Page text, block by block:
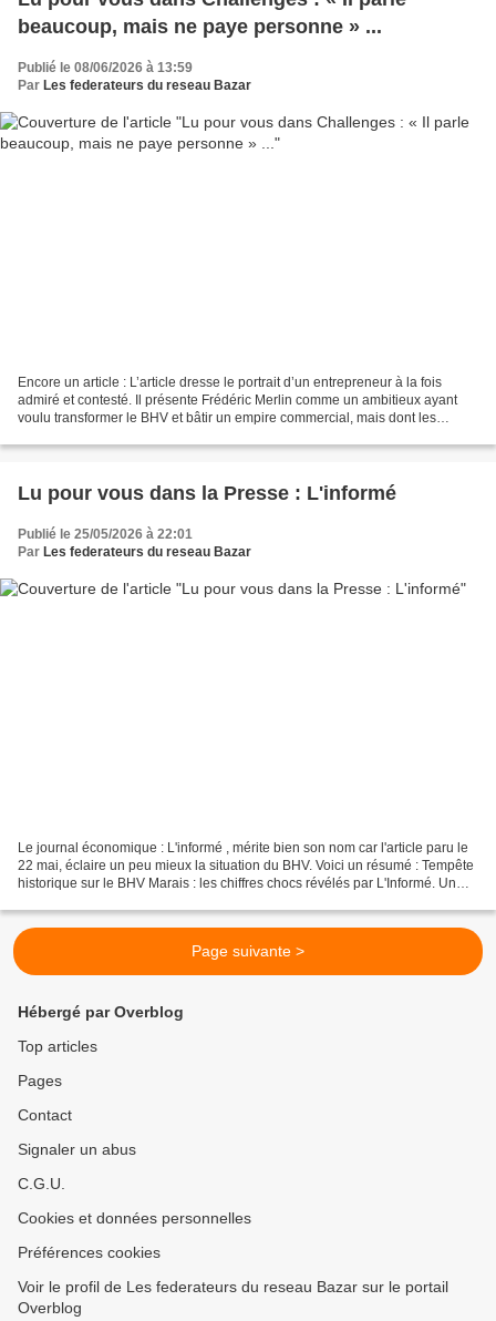
beaucoup, mais ne paye personne » ...
Publié le 08/06/2026 à 13:59
Par Les federateurs du reseau Bazar
Encore un article : L’article dresse le portrait d’un entrepreneur à la fois
admiré et contesté. Il présente Frédéric Merlin comme un ambitieux ayant
voulu transformer le BHV et bâtir un empire commercial, mais dont les
Lu pour vous dans la Presse : L'informé
Publié le 25/05/2026 à 22:01
Par Les federateurs du reseau Bazar
Le journal économique : L'informé , mérite bien son nom car l'article paru le
22 mai, éclaire un peu mieux la situation du BHV. Voici un résumé : Tempête
historique sur le BHV Marais : les chiffres chocs révélés par L'Informé. Un
Page suivante >
Hébergé par Overblog
Top articles
Pages
Contact
Signaler un abus
C.G.U.
Cookies et données personnelles
Préférences cookies
Voir le profil de Les federateurs du reseau Bazar sur le portail
Overblog